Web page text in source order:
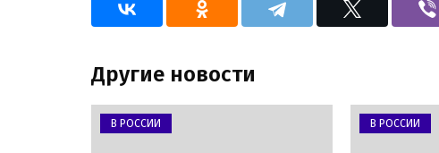
Другие новости
В РОССИИ В РОССИИ